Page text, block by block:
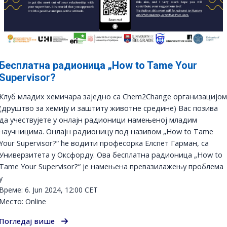
радионица „How to Tame Your
младих хемичара заједно са Chem2Change организацијом
за хемију и заштиту животне средине) Вас позива
учествујете у онлајн радионици намењеној младим
Онлајн радионицу под називом „How to Tame
Supervisor?“ ће водити професорка Елспет Гарман, са
у Оксфорду. Ова бесплатна радионица „How to
Your Supervisor?“ је намењена превазилажењу проблема
6. Jun 2024, 12:00 CET
Online
више